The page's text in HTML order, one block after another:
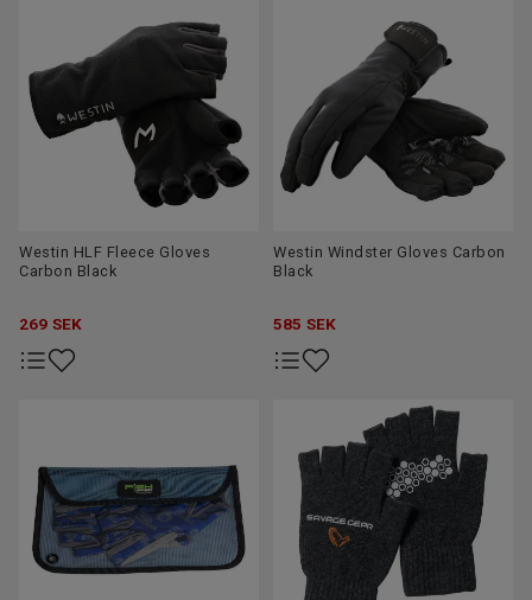
Westin HLF Fleece Gloves
Carbon Black
269 SEK
Westin Windster Gloves Carbon
Black
585 SEK